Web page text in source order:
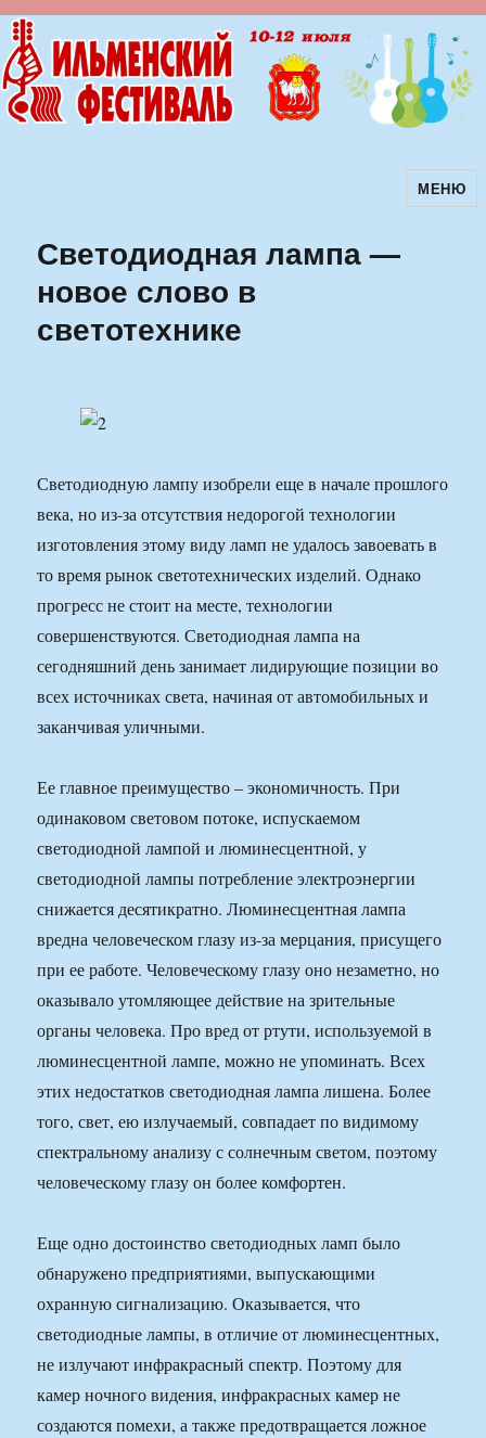
Ильменский фестиваль авторскойМЕНЮ
Светодиодная лампа —
новое слово в
светотехнике
Светодиодную лампу изобрели еще в начале прошлого
века, но из-за отсутствия недорогой технологии
изготовления этому виду ламп не удалось завоевать в
то время рынок светотехнических изделий. Однако
прогресс не стоит на месте, технологии
совершенствуются. Светодиодная лампа на
сегодняшний день занимает лидирующие позиции во
всех источниках света, начиная от автомобильных и
заканчивая уличными.
Ее главное преимущество – экономичность. При
одинаковом световом потоке, испускаемом
светодиодной лампой и люминесцентной, у
светодиодной лампы потребление электроэнергии
снижается десятикратно. Люминесцентная лампа
вредна человеческом глазу из-за мерцания, присущего
при ее работе. Человеческому глазу оно незаметно, но
оказывало утомляющее действие на зрительные
органы человека. Про вред от ртути, используемой в
люминесцентной лампе, можно не упоминать. Всех
этих недостатков светодиодная лампа лишена. Более
того, свет, ею излучаемый, совпадает по видимому
спектральному анализу с солнечным светом, поэтому
человеческому глазу он болеекомфортен.
Еще одно достоинство светодиодных ламп было
обнаружено предприятиями, выпускающими
охранную сигнализацию. Оказывается, что
светодиодные лампы, в отличие от люминесцентных,
не излучают инфракрасный спектр. Поэтому для
камер ночного видения, инфракрасных камер не
создаются помехи, а также предотвращается ложное